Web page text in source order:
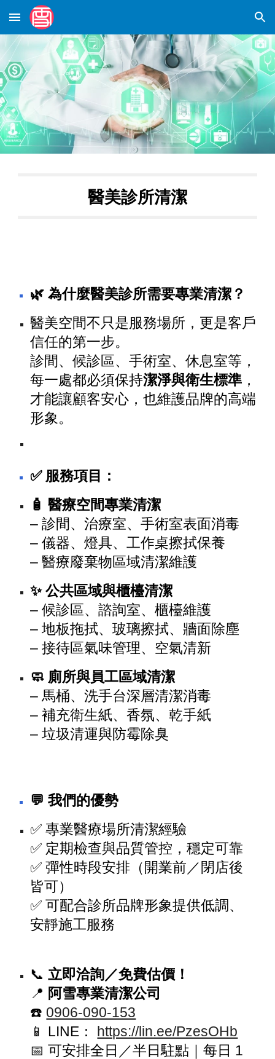
Skip to main content Skip to navigation
醫美診所清潔
🌿 為什麼醫美診所需要專業清潔？
醫美空間不只是服務場所，更是客戶
信任的第一步。
診間、候診區、手術室、休息室等，
每一處都必須保持潔淨與衛生標準 ，
才能讓顧客安心，也維護品牌的高端
形象。
✅ 服務項目：
🧴 醫療空間專業清潔
– 診間、治療室、手術室表面消毒
– 儀器、燈具、工作桌擦拭保養
– 醫療廢棄物區域清潔維護
✨ 公共區域與櫃檯清潔
– 候診區、諮詢室、櫃檯維護
– 地板拖拭、玻璃擦拭、牆面除塵
– 接待區氣味管理、空氣清新
🧼 廁所與員工區域清潔
– 馬桶、洗手台深層清潔消毒
– 補充衛生紙、香氛、乾手紙
– 垃圾清運與防霉除臭
💬 我們的優勢
✅ 專業醫療場所清潔經驗
✅ 定期檢查與品質管控，穩定可靠
✅ 彈性時段安排（開業前／閉店後
皆可）
✅ 可配合診所品牌形象提供低調、
安靜施工服務
📞 立即洽詢／免費估價！
📍 阿雪專業清潔公司
☎️ 0906-090-153
📱 LINE：
https://lin.ee/PzesOHb
📅 可安排全日／半日駐點｜每日 1